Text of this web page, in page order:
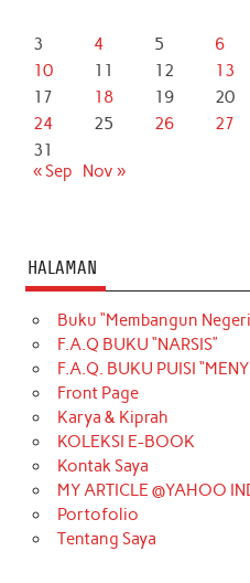
3
4 5 6
10
11 12 13
17
18 19 20
24
25 26 27
31
« Sep
Nov »
HALAMAN
Buku “Membangun
F.A.Q BUKU “NARSIS”
F.A.Q. BUKU PUISI
Front Page
Karya & Kiprah
KOLEKSI E-BOOK
Kontak Saya
MY ARTICLE @YAHOO
Portofolio
Tentang Saya